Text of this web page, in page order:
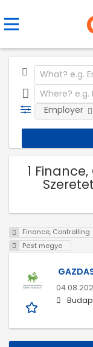
Employer
1
Finance, Controlling
Pest megye